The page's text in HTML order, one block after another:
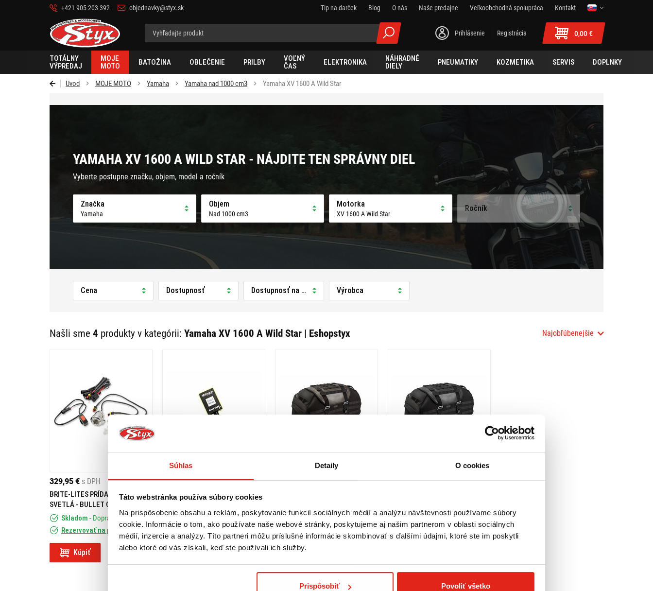
Súhlas Detaily O cookies
Táto webstránka používa súbory cookies
Na prispôsobenie obsahu a reklám, poskytovanie funkcií sociálnych médií a analýzu návštevnosti používame súbory
cookie. Informácie o tom, ako používate naše webové stránky, poskytujeme aj našim partnerom v oblasti sociálnych
médií, inzercie a analýzy. Títo partneri môžu príslušné informácie skombinovať s ďalšími údajmi, ktoré ste im poskytli
alebo ktoré od vás získali, keď ste používali ich služby.
Prispôsobiť Povoliť všetko
+421 905 203 392 objednavky@styx.sk Tip na darček Blog O nás Naše predajne Veľkoobchodná spolupráca
Kontakt
Styx
Prihlásenie
Registrácia 0,00 €
TOTÁLNY
VÝPREDAJ
MOJE
MOTO
BATOŽINA OBLEČENIE PRILBY
VOĽNÝ
ČAS
ELEKTRONIKA
NÁHRADNÉ
DIELY
PNEUMATIKY KOZMETIKA SERVIS DOPLNKY
Úvod MOJE MOTO Yamaha Yamaha nad 1000 cm3 Yamaha XV 1600 A Wild Star
YAMAHA XV 1600 A WILD STAR - NÁJDITE TEN SPRÁVNY DIEL
Vyberte postupne značku, objem, model a ročník
Značka
Yamaha
Objem
Nad 1000 cm3
Motorka
XV 1600 A Wild Star
Ročník
Cena Dostupnosť Dostupnosť na predajni Výrobca
Našli sme 4 produkty v kategórii: Yamaha XV 1600 A Wild Star | Eshopstyx Najobľúbenejšie
329,95 € s DPH
BRITE-LITES PRÍDAVNÉ LED
SVETLÁ - BULLET CHRÓMOVÉ
Skladom - Doprava ZADARMO
Rezervovať na predajni
Kúpiť
49,95 € s DPH
HEALTECH MODUL BRZDOVÉHO
Skladom
Rezervovať na predajni
Kúpiť
304,95 € s DPH
Na objednávku- Doprava
ZADARMO
Kúpiť
299,95 € s DPH
Na objednávku- Doprava
ZADARMO